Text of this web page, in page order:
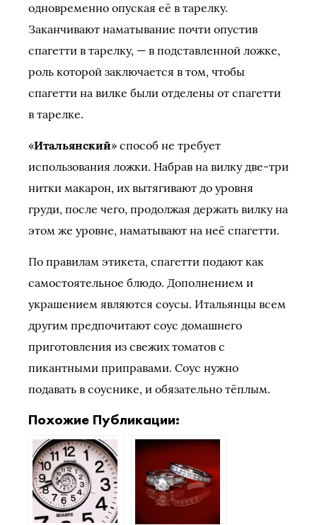
одновременно опуская её в тарелку.
Заканчивают наматывание почти опустив
спагетти в тарелку, — в подставленной ложке,
роль которой заключается в том, чтобы
спагетти на вилке были отделены от спагетти
в тарелке.
«Итальянский» способ не требует
использования ложки. Набрав на вилку две-три
нитки макарон, их вытягивают до уровня
груди, после чего, продолжая держать вилку на
этом же уровне, наматывают на неё спагетти.
По правилам этикета, спагетти подают как
самостоятельное блюдо. Дополнением и
украшением являются соусы. Итальянцы всем
другим предпочитают соус домашнего
приготовления из свежих томатов с
пикантными приправами. Соус нужно
подавать в соуснике, и обязательно тёплым.
Похожие Публикации: